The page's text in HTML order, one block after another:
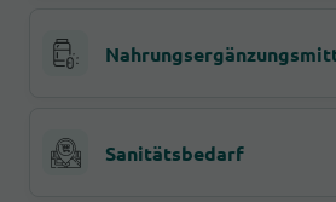
Sanitätsbedarf